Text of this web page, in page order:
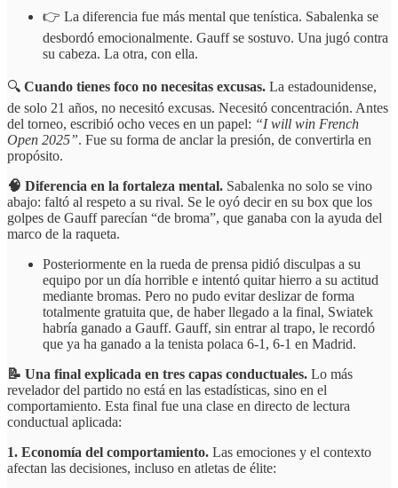
👉 La diferencia fue más mental que tenística. Sabalenka se
desbordó emocionalmente. Gauff se sostuvo. Una jugó contra
su cabeza. La otra, con ella.
🔍 Cuando tienes foco no necesitas excusas. La estadounidense,
de solo 21 años, no necesitó excusas. Necesitó concentración. Antes
del torneo, escribió ocho veces en un papel: “I will win French
Open 2025”. Fue su forma de anclar la presión, de convertirla en
propósito.
🧠 Diferencia en la fortaleza mental. Sabalenka no solo se vino
abajo: faltó al respeto a su rival. Se le oyó decir en su box que los
golpes de Gauff parecían “de broma”, que ganaba con la ayuda del
marco de la raqueta.
Posteriormente en la rueda de prensa pidió disculpas a su
equipo por un día horrible e intentó quitar hierro a su actitud
mediante bromas. Pero no pudo evitar deslizar de forma
totalmente gratuita que, de haber llegado a la final, Swiatek
habría ganado a Gauff. Gauff, sin entrar al trapo, le recordó
que ya ha ganado a la tenista polaca 6-1, 6-1 en Madrid.
📝 Una final explicada en tres capas conductuales. Lo más
revelador del partido no está en las estadísticas, sino en el
comportamiento. Esta final fue una clase en directo de lectura
conductual aplicada:
1. Economía del comportamiento. Las emociones y el contexto
afectan las decisiones, incluso en atletas de élite: